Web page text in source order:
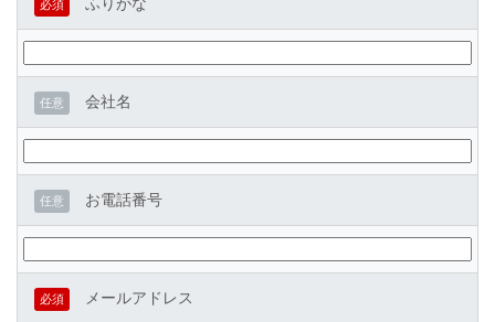
必須 ふりがな
任意 会社名
任意 お電話番号
必須 メールアドレス